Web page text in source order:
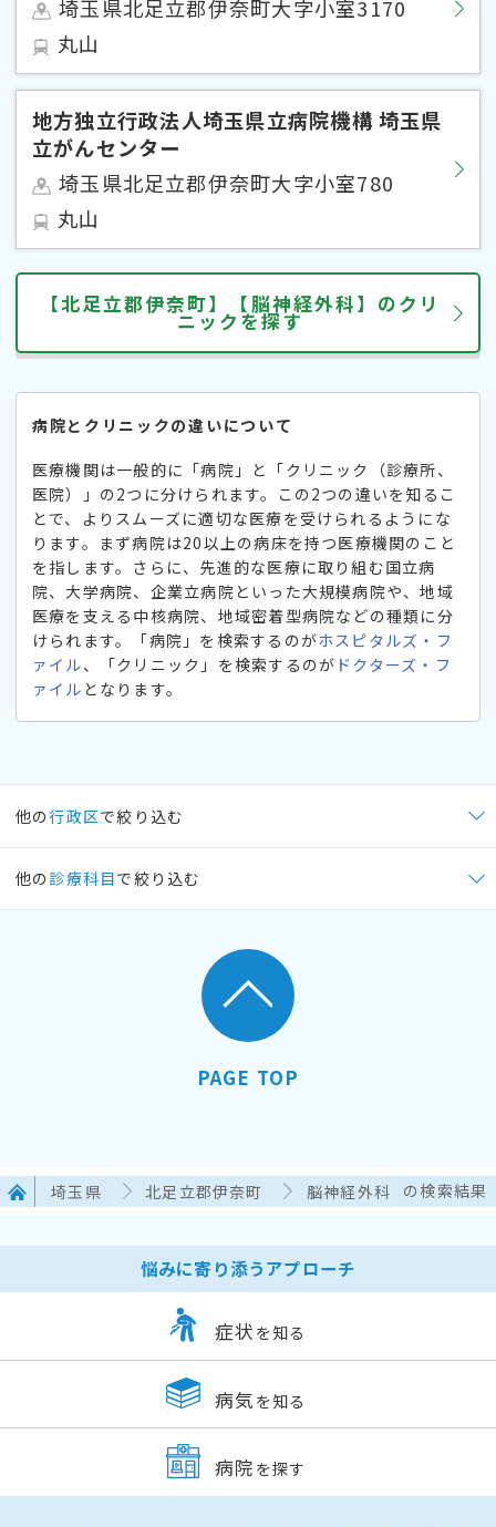
埼玉県北足立郡伊奈町大字小室3170
丸山
地方独立行政法人埼玉県立病院機構 埼玉県
立がんセンター
埼玉県北足立郡伊奈町大字小室780
丸山
【北足立郡伊奈町】【脳神経外科】のクリ
ニックを探す
病院とクリニックの違いについて
医療機関は一般的に「病院」と「クリニック（診療所、
医院）」の2つに分けられます。この2つの違いを知るこ
とで、よりスムーズに適切な医療を受けられるようにな
ります。まず病院は20以上の病床を持つ医療機関のこと
を指します。さらに、先進的な医療に取り組む国立病
院、大学病院、企業立病院といった大規模病院や、地域
医療を支える中核病院、地域密着型病院などの種類に分
けられます。「病院」を検索するのがホスピタルズ・フ
ァイル、「クリニック」を検索するのが ドクターズ・フ
ァイル となります。
他の行政区で絞り込む
他の 診療科目で絞り込む
PAGE TOP
埼玉県 北足立郡伊奈町 脳神経外科 の検索結果
悩みに寄り添うアプローチ
症状 を知る
病気 を知る
病院 を探す